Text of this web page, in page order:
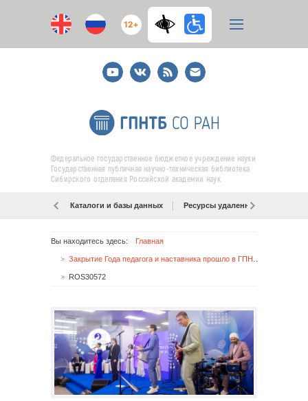
12+
YoutubeВКонтакте
RSS
E-
mail
подписка
Федеральное государственное бюджетное учреждение науки
Государственная публичная научно-техническая библиотека
Сибирского отделения Российской академии наук
Каталоги и базы данных Ресурсы удаленного доступа
Вы находитесь здесь: Главная
ROS30572